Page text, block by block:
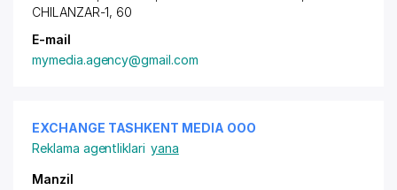
CHILANZAR-1, 60
E-mail
mymedia.agency@gmail.com
EXCHANGE TASHKENT MEDIA ООО
Reklama agentliklari yana
Manzil